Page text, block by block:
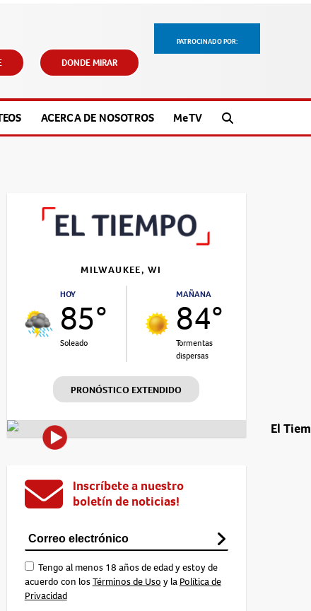
PATROCINADO POR:
DONDE MIRAR
ACERCA DE NOSOTROS MeTV
MILWAUKEE, WI
HOY
85°
Soleado
MAÑANA
84°
Tormentas
dispersas
PRONÓSTICO EXTENDIDO
El
Inscríbete a nuestro
boletín de noticias!
Tengo al menos 18 años de edad y estoy de
acuerdo con losTérminos de Uso y la Política de
Privacidad